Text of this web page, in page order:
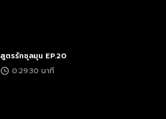
สูตรรักชุลมุน EP.20
0:29:30 นาที